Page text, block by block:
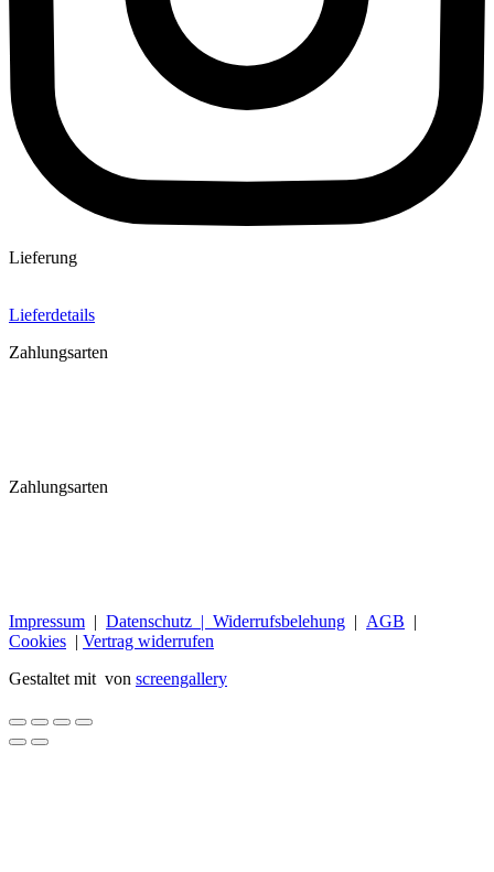
Lieferung
Lieferdetails
Zahlungsarten
Zahlungsarten
Impressum | Datenschutz | Widerrufsbelehung | AGB |
Cookies | Vertrag widerrufen
Gestaltet mit von screengallery